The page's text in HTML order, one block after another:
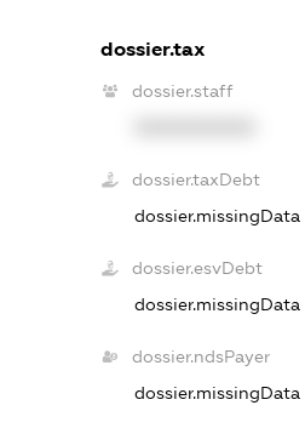
dossier.tax
dossier.staff
dossier.taxDebt
dossier.missingData
dossier.esvDebt
dossier.missingData
dossier.ndsPayer
dossier.missingData